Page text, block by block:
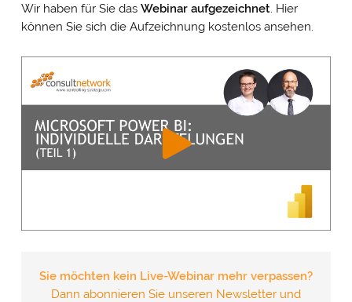
Wir haben für Sie das Webinar aufgezeichnet. Hier
können Sie sich die Aufzeichnung kostenlos ansehen.
Sie möchten kein Live-Webinar mehr verpassen?
Dann abonnieren Sie unseren Newsletter und